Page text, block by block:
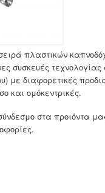
πλαστικών
συσκευές
με διαφορετικές
και ομόκεντρικές.
στα προιόντα